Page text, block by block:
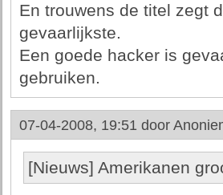
En trouwens de titel zegt
gevaarlijkste.
Een goede hacker is
gebruiken.
07-04-2008, 19:51 door
[Nieuws] Amerikanen